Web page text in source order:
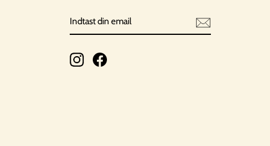
DIN
EMAIL
InstagramFacebook